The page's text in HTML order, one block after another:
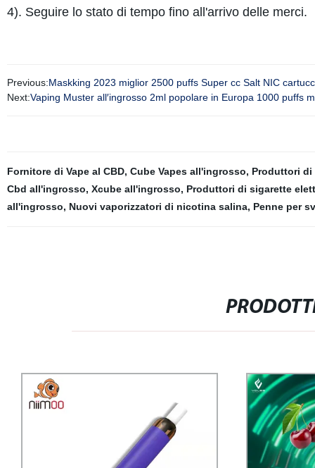
4). Seguire lo stato di tempo fino all'arrivo delle merci.
Previous:Maskking 2023 miglior 2500 puffs Super cc Salt NIC
Next:Vaping Muster all′ingrosso 2ml popolare in Europa 1000 puffs
Fornitore di Vape al CBD, Cube Vapes all'ingrosso, Produttori di
Cbd all'ingrosso, Xcube all'ingrosso, Produttori di sigarette
all'ingrosso, Nuovi vaporizzatori di nicotina salina, Penne per